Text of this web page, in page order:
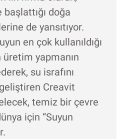
doğa
de yansıtıyor.
en çok kullanıldığı
yapmanın
su israfını
Creavit
temiz bir çevre
için “Suyun